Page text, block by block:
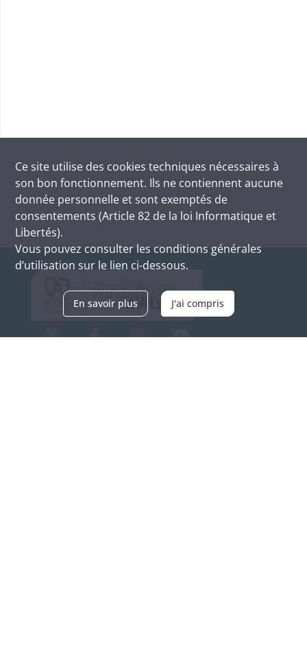
Ce site utilise des cookies techniques nécessaires à
son bon fonctionnement. Ils ne contiennent aucune
donnée personnelle et sont exemptés de
consentements (Article 82 de la loi Informatique et
Libertés).
Vous pouvez consulter les conditions générales
d’utilisation sur le lien ci-dessous.
En savoir plus J'ai compris